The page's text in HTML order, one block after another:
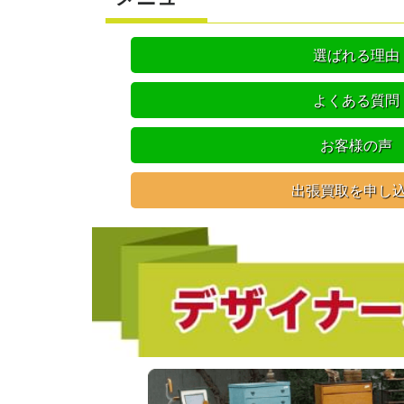
選ばれる理由
よくある質問
お客様の声
出張買取を申し